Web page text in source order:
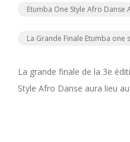
Etumba One Style Afro Danse
La Grande Finale Etumba one
La grande finale de la 3e
Style Afro Danse aura lieu